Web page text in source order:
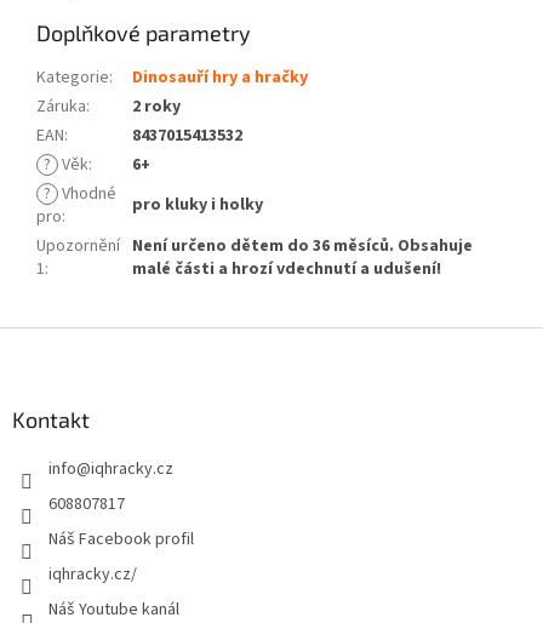
Doplňkové parametry
Kategorie:
Dinosauří hry a hračky
Záruka:
2 roky
EAN:
8437015413532
? Věk:
6+
? Vhodné
pro:
pro kluky i holky
Upozornění
1:
Není určeno dětem do 36 měsíců. Obsahuje
malé části a hrozí vdechnutí a udušení!
Kontakt
info@iqhracky.cz
608807817
Náš Facebook profil
iqhracky.cz/
Náš Youtube kanál